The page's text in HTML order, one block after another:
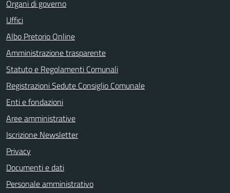
Organi di governo
Uffici
Albo Pretorio Online
Amministrazione trasparente
Statuto e Regolamenti Comunali
Registrazioni Sedute Consiglio Comunale
Enti e fondazioni
Aree amministrative
Iscrizione Newsletter
Privacy
Documenti e dati
Personale amministrativo